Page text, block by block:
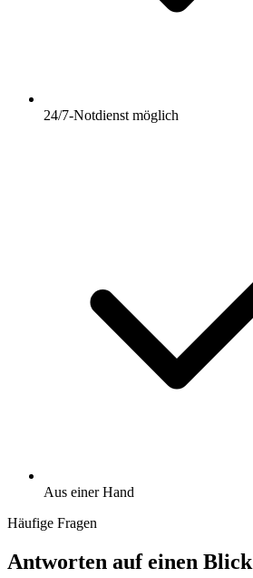
24/7-Notdienst möglich
Aus einer Hand
Häufige Fragen
Antworten auf einen Blick